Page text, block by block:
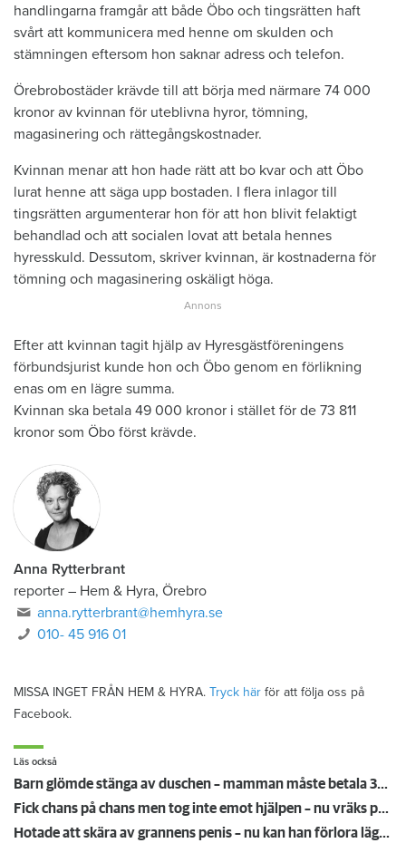
handlingarna framgår att både Öbo och tingsrätten haft
svårt att kommunicera med henne om skulden och
stämningen eftersom hon saknar adress och telefon.
Örebrobostäder krävde till att börja med närmare 74 000
kronor av kvinnan för uteblivna hyror, tömning,
magasinering och rättegångskostnader.
Kvinnan menar att hon hade rätt att bo kvar och att Öbo
lurat henne att säga upp bostaden. I flera inlagor till
tingsrätten argumenterar hon för att hon blivit felaktigt
behandlad och att socialen lovat att betala hennes
hyresskuld. Dessutom, skriver kvinnan, är kostnaderna för
tömning och magasinering oskäligt höga.
Efter att kvinnan tagit hjälp av Hyresgästföreningens
förbundsjurist kunde hon och Öbo genom en förlikning
enas om en lägre summa.
Kvinnan ska betala 49 000 kronor i stället för de 73 811
kronor som Öbo först krävde.
Anna Rytterbrant
reporter – Hem & Hyra, Örebro
anna.rytterbrant@hemhyra.se
010- 45 916 01
MISSA INGET FRÅN HEM & HYRA. Tryck här för att följa oss på
Facebook.
Läs också
Barn glömde stänga av duschen – mamman måste betala 300 000
Fick chans på chans men tog inte emot hjälpen – nu vräks paret: ”Tragiskt"
Hotade att skära av grannens penis – nu kan han förlora lägenheten